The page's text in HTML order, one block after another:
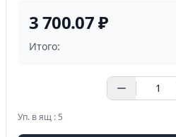
3 700.07 ₽
Итого:
Уп. в ящ : 5